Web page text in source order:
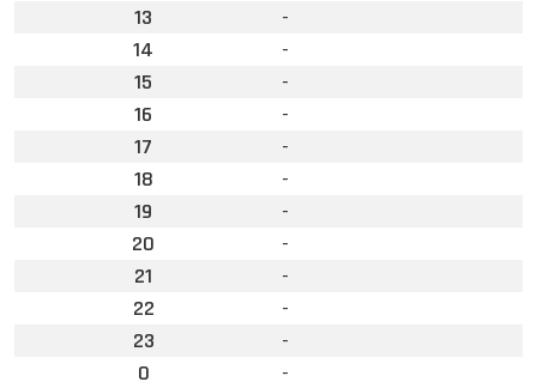
13
-
14
-
15
-
16
-
17
-
18
-
19
-
20
-
21
-
22
-
23
-
0
-